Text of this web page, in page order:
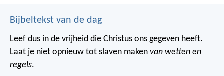
Bijbeltekst van de dag
Leef dus in de vrijheid die Christus ons gegeven heeft.
Laat je niet opnieuw tot slaven maken van wetten en
regels.